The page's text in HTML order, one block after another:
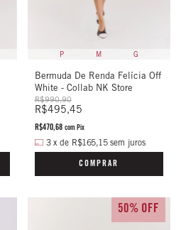
P M G
Bermuda De Renda Felícia Off
White - Collab NK Store
R$990,90
R$495,45
R$470,68 com Pix
3 x de R$165,15 sem juros
COMPRAR
50% OFF